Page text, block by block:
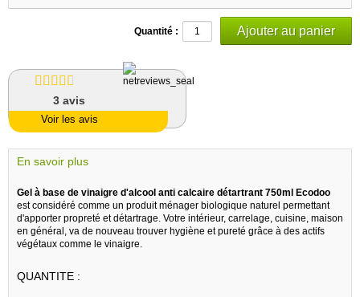
Quantité :
3 avis
Voir les avis
En savoir plus
Gel à base de vinaigre d'alcool anti calcaire détartrant 750ml Ecodoo
est considéré comme un produit ménager biologique naturel permettant
d'apporter propreté et détartrage. Votre intérieur, carrelage, cuisine, maison
en général, va de nouveau trouver hygiène et pureté grâce à des actifs
végétaux comme le vinaigre.
QUANTITE :